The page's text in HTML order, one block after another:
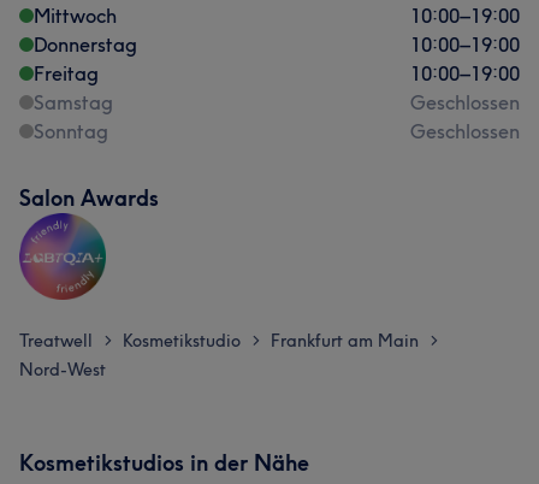
Mittwoch
10:00–19:00
Donnerstag
10:00–19:00
Freitag
10:00–19:00
Samstag
Geschlossen
Sonntag
Geschlossen
Salon Awards
Treatwell > Kosmetikstudio > Frankfurt am Main >
Nord-West
Kosmetikstudios in der Nähe